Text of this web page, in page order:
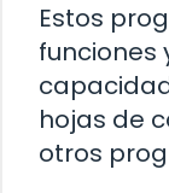
Estos
funciones
hojas de
otros